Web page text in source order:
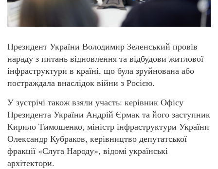
Президент України Володимир Зеленський провів
нараду з питань відновлення та відбудови житлової
інфраструктури в країні, що була зруйнована або
постраждала внаслідок війни з Росією.
У зустрічі також взяли участь: керівник Офісу
Президента України Андрій Єрмак та його заступник
Кирило Тимошенко, міністр інфраструктури України
Олександр Кубраков, керівництво депутатської
фракції «Слуга Народу», відомі українські
архітектори.